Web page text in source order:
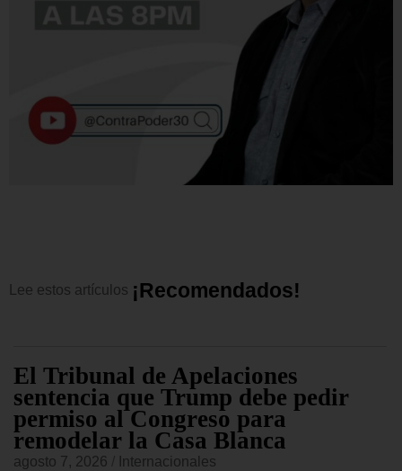
Lee estos artículos ¡Recomend ad os!
El Tribunal de Apelaciones
sentencia que Trump debe pedir
permiso al Congreso para
remodelar la Casa Blanca
agosto 7, 2026 Internacionales